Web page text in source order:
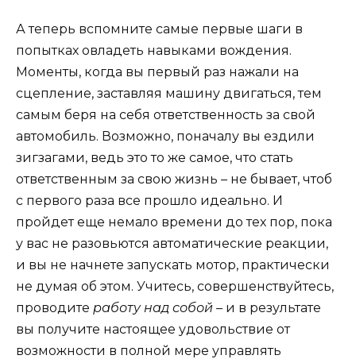
А теперь вспомните самые первые шаги в
попытках овладеть навыками вождения.
Моменты, когда вы первый раз нажали на
сцепление, заставляя машину двигаться, тем
самым беря на себя ответственность за свой
автомобиль. Возможно, поначалу вы ездили
зигзагами, ведь это то же самое, что стать
ответственным за свою жизнь – не бывает, чтоб
с первого раза все прошло идеально. И
пройдет еще немало времени до тех пор, пока
у вас не разовьются автоматические реакции,
и вы не начнете запускать мотор, практически
не думая об этом. Учитесь, совершенствуйтесь,
проводите работу над собой – и в результате
вы получите настоящее удовольствие от
возможности в полной мере управлять